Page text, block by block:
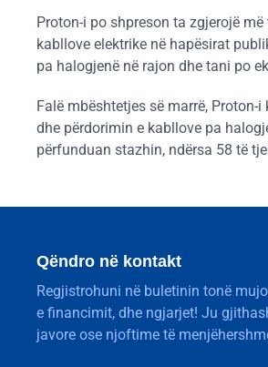
Proton-i po shpreson ta zgjerojë
kabllove elektrike në hapësirat
pa halogjenë në rajon dhe tani po
Falë mbështetjes së marrë,
dhe përdorimin e kabllove pa
përfunduan stazhin, ndërsa 58 të
Qëndro në kontakt
Regjistrohuni në buletinin tonë
e financimit, dhe ngjarjet! Ju
javore ose njoftime të